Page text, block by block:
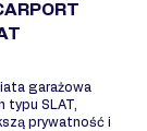
garażowa
typu SLAT,
prywatność i